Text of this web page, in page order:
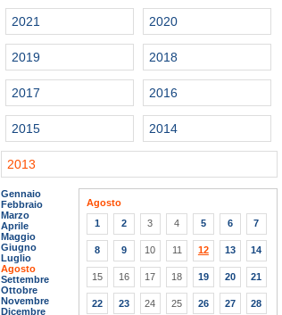
2021 2020
2019 2018
2017 2016
2015 2014
2013
Gennaio
Febbraio
Marzo
Aprile
Maggio
Giugno
Luglio
Agosto
Settembre
Ottobre
Novembre
Dicembre
Agosto
1
2 3 4 5 6 7
8 9 10 11 12 13 14
15 16 17 18 19 20 21
22 23 24 25 26 27 28